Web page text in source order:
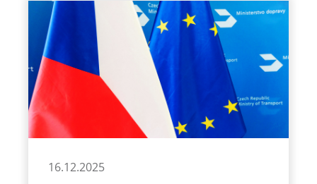
16.12.2025